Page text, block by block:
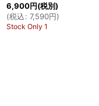
6,900円(税別)
(税込: 7,590円)
Stock Only 1